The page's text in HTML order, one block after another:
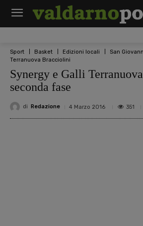
Sport Basket Edizioni locali
San
Terranuova Bracciolini
Synergy e Galli
seconda fase
di Redazione 4 Marzo 2016 351